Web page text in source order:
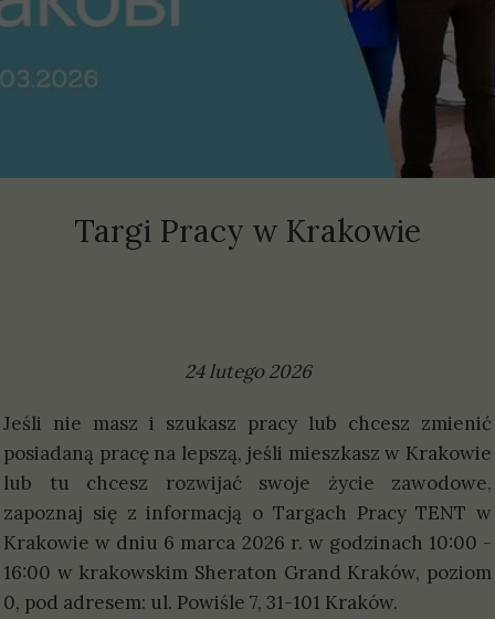
Targi Pracy w Krakowie
24 lutego 2026
Jeśli nie masz i szukasz pracy lub chcesz zmienić
posiadaną pracę na lepszą, jeśli mieszkasz w Krakowie
lub tu chcesz rozwijać swoje życie zawodowe,
zapoznaj się z informacją o Targach Pracy TENT w
Krakowie w dniu 6 marca 2026 r. w godzinach 10:00 -
16:00 w krakowskim Sheraton Grand Kraków, poziom
0, pod adresem: ul. Powiśle 7, 31-101 Kraków.